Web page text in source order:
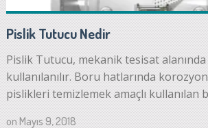
Pislik Tutucu Nedir
Pislik Tutucu, mekanik tesisat alanında
kullanılanılır. Boru hatlarında
pislikleri temizlemek amaçlı kullanılan
on Mayıs 9, 2018